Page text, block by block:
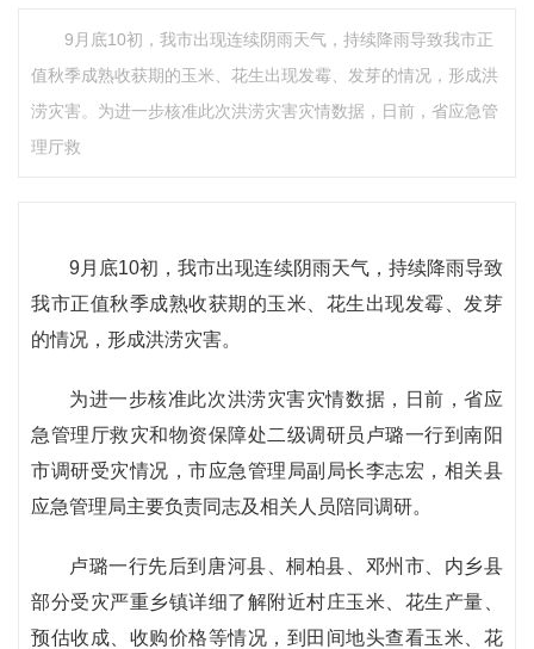
9月底10初，我市出现连续阴雨天气，持续降雨导致我市正
值秋季成熟收获期的玉米、花生出现发霉、发芽的情况，形成洪
涝灾害。为进一步核准此次洪涝灾害灾情数据，日前，省应急管
理厅救
9月底10初，我市出现连续阴雨天气，持续降雨导致
我市正值秋季成熟收获期的玉米、花生出现发霉、发芽
的情况，形成洪涝灾害。
为进一步核准此次洪涝灾害灾情数据，日前，省应
急管理厅救灾和物资保障处二级调研员卢璐一行到南阳
市调研受灾情况，市应急管理局副局长李志宏，相关县
应急管理局主要负责同志及相关人员陪同调研。
卢璐一行先后到唐河县、桐柏县、邓州市、内乡县
部分受灾严重乡镇详细了解附近村庄玉米、花生产量、
预估收成、收购价格等情况，到田间地头查看玉米、花